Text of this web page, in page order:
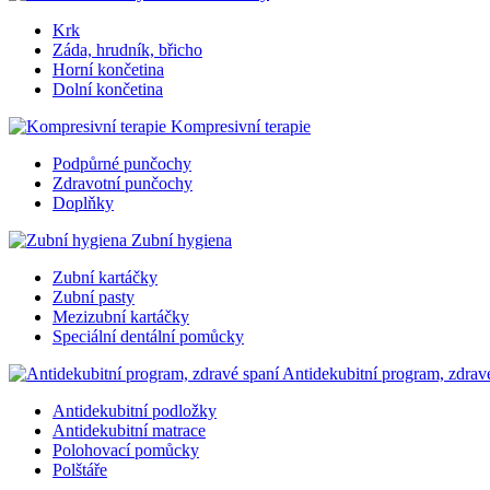
Krk
Záda, hrudník, břicho
Horní končetina
Dolní končetina
Kompresivní terapie
Podpůrné punčochy
Zdravotní punčochy
Doplňky
Zubní hygiena
Zubní kartáčky
Zubní pasty
Mezizubní kartáčky
Speciální dentální pomůcky
Antidekubitní program,
Antidekubitní podložky
Antidekubitní matrace
Polohovací pomůcky
Polštáře